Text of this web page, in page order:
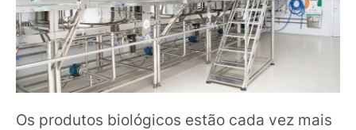
Os produtos biológicos estão cada vez mais